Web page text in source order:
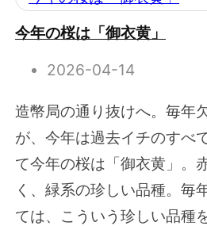
今年の桜は「御衣黄」
2026-04-14
造幣局の通り抜けへ。毎年
が、今年は過去イチのすべ
て今年の桜は「御衣黄」。
く、緑系の珍しい品種。毎
ては、こういう珍しい品種